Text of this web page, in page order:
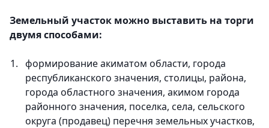
Земельный участок можно выставить на торги
двумя способами:
формирование акиматом области, города
республиканского значения, столицы, района,
города областного значения, акимом города
районного значения, поселка, села, сельского
округа (продавец) перечня земельных участков,